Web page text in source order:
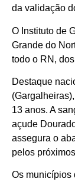
da validação
O Instituto de
Grande do
todo o RN,
Destaque
13 anos. A
açude
assegura o
pelos
Os municípios